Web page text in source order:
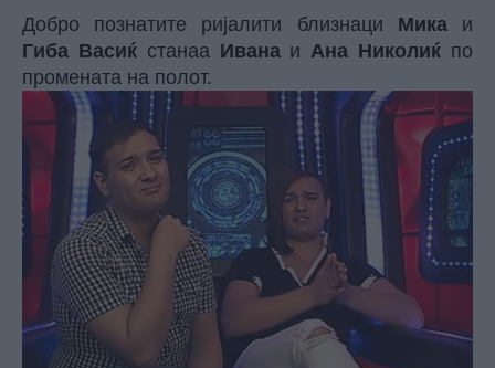
Добро познатите ријалити близнаци Микаи
Гиба Васиќ станаа Иванаи Ана Николиќ по
промената на полот.